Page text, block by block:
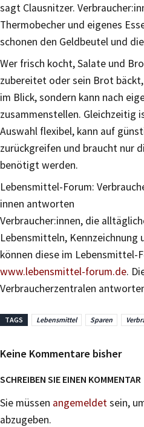
sagt Clausnitzer.
Thermobecher und eigenes
schonen den Geldbeutel und
Wer frisch kocht, Salate und
zubereitet oder sein Brot
im Blick, sondern kann nach
zusammenstellen. Gleichzeitig
Auswahl flexibel, kann auf
zurückgreifen und braucht nur
benötigt werden.
Lebensmittel-Forum:
innen antworten
Verbraucher:innen, die
Lebensmitteln, Kennzeichnung
können diese im Lebensmittel-
www.lebensmittel-forum.de.
Verbraucherzentralen
TAGS Lebensmittel Sparen
Keine Kommentare bisher
SCHREIBEN SIE EINEN KOMMENTAR
Sie müssen angemeldetsein,
abzugeben.